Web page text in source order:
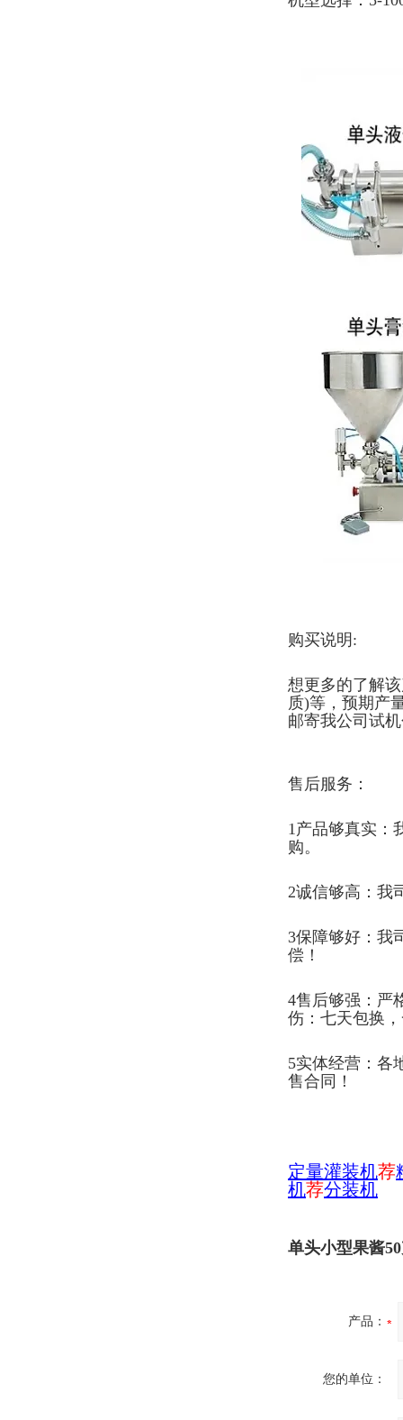
购买说明:
想更多的了解
质)等，预期产
邮寄我公司试
售后服务：
1产品够真实：
购。
2诚信够高：我
3保障够好：我
偿！
4售后够强：严
伤：七天包换
5实体经营：各
售合同！
定量灌装机荐
机荐分装机
单头小型果酱
产品：
您的单位：